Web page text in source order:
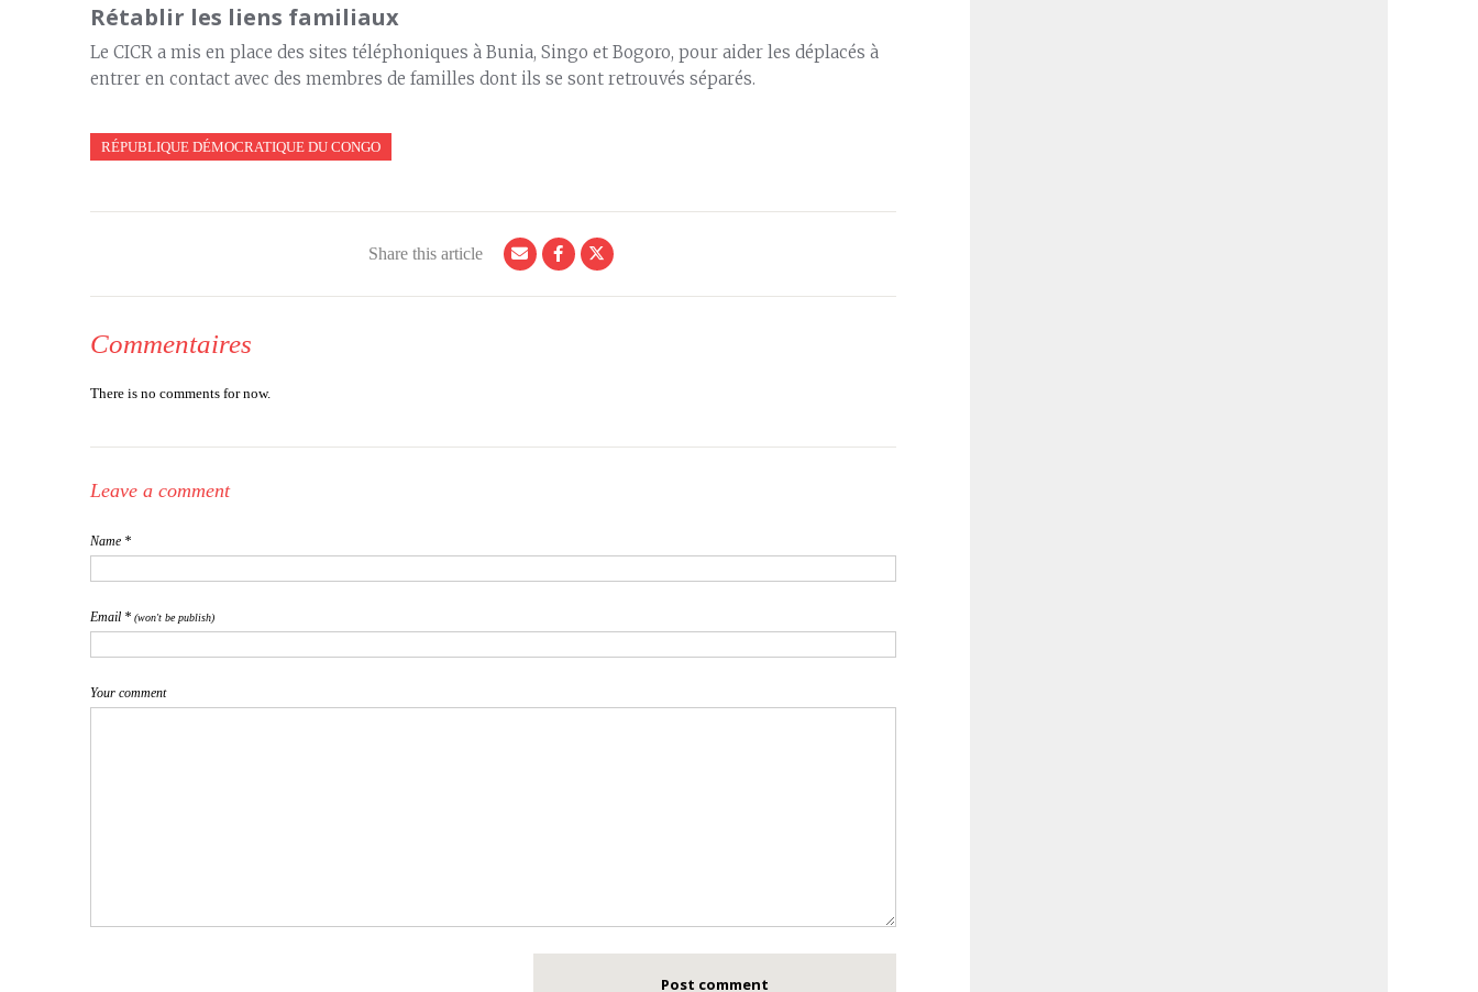
Rétablir les liens familiaux
Le CICR a mis en place des sites téléphoniques à Bunia, Singo et Bogoro, pour aider les déplacés à
entrer en contact avec des membres de familles dont ils se sont retrouvés séparés.
RÉPUBLIQUE DÉMOCRATIQUE DU CONGO
Share this article
Commentaires
There is no comments for now.
Leave a comment
Name *
Email * (won't be publish)
Your comment